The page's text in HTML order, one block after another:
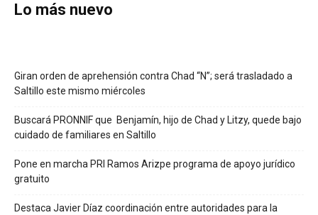
Lo más nuevo
Giran orden de aprehensión contra Chad “N”; será trasladado a
Saltillo este mismo miércoles
Buscará PRONNIF que Benjamín, hijo de Chad y Litzy, quede bajo
cuidado de familiares en Saltillo
Pone en marcha PRI Ramos Arizpe programa de apoyo jurídico
gratuito
Destaca Javier Díaz coordinación entre autoridades para la